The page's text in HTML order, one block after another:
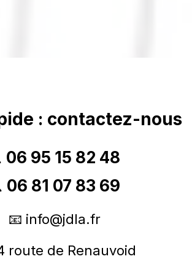
: contactez-nous
06 95 15 82 48
06 81 07 83 69
📧 info@jdla.fr
route de Renauvoid